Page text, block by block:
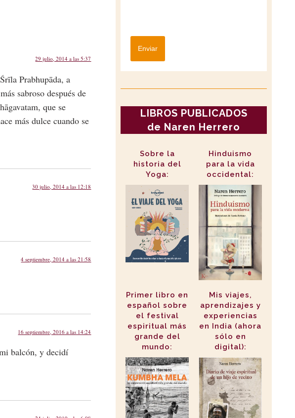
29 julio, 2014 a las 5:37
Prabhupāda, a
sabroso después de
que se
más dulce cuando se
30 julio, 2014 a las 12:18
4 septiembre, 2014 a las 21:58
16 septiembre, 2016 a las 14:24
balcón, y decidí
Enviar
LIBROS PUBLICADOS
de Naren Herrero
Sobre la
historia del
Yoga:
Hinduismo
para la vida
occidental:
Primer libro en
español sobre
el festival
espiritual más
grande del
mundo:
Mis viajes,
aprendizajes y
experiencias
en India (ahora
sólo en
digital):